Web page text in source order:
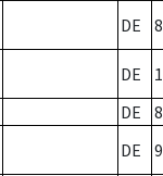
DE 8
DE
DE
8
DE 9